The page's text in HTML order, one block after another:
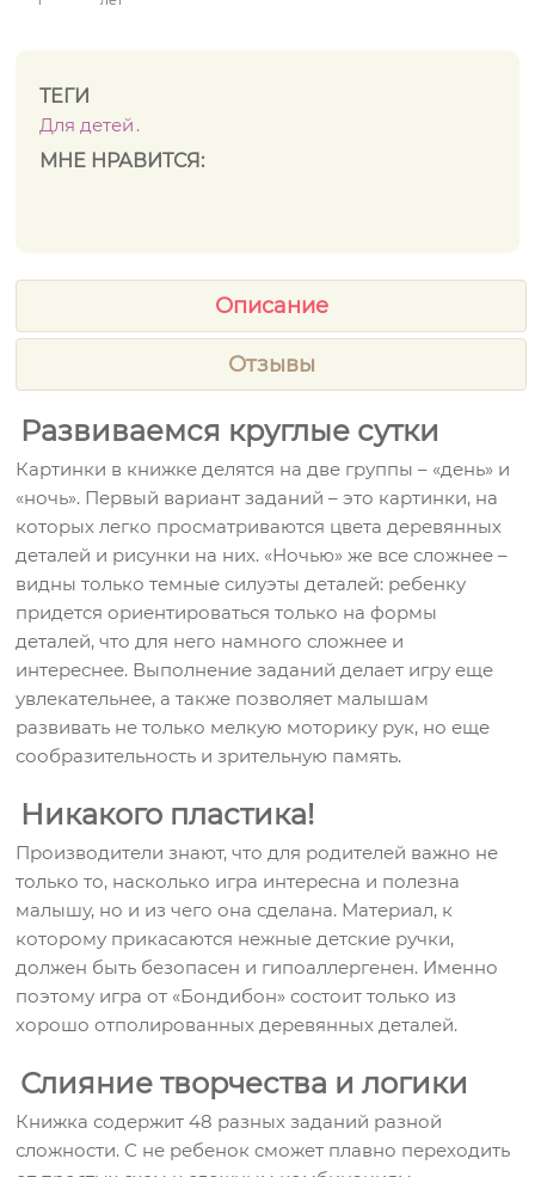
ТЕГИ
Для детей
МНЕ НРАВИТСЯ:
Описание
Отзывы
Развиваемся круглые сутки
Картинки в книжке делятся на две группы – «день» и
«ночь». Первый вариант заданий – это картинки, на
которых легко просматриваются цвета деревянных
деталей и рисунки на них. «Ночью» же все сложнее –
видны только темные силуэты деталей: ребенку
придется ориентироваться только на формы
деталей, что для него намного сложнее и
интереснее. Выполнение заданий делает игру еще
увлекательнее, а также позволяет малышам
развивать не только мелкую моторику рук, но еще
сообразительность и зрительную память.
Никакого пластика!
Производители знают, что для родителей важно не
только то, насколько игра интересна и полезна
малышу, но и из чего она сделана. Материал, к
которому прикасаются нежные детские ручки,
должен быть безопасен и гипоаллергенен. Именно
поэтому игра от «Бондибон» состоит только из
хорошо отполированных деревянных деталей.
Слияние творчества и логики
Книжка содержит 48 разных заданий разной
сложности. С не ребенок сможет плавно переходить